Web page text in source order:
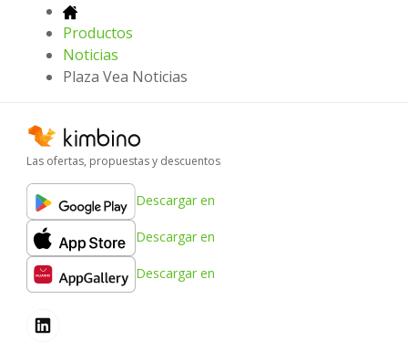
Productos
Noticias
Plaza Vea Noticias
Las ofertas, propuestas y descuentos
Descargar en
Descargar en
Descargar en